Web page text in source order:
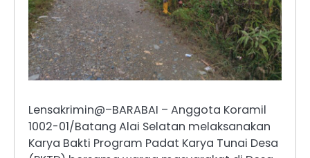
Lensakrimin@–BARABAI – Anggota Koramil
1002-01/Batang Alai Selatan melaksanakan
Karya Bakti Program Padat Karya Tunai Desa